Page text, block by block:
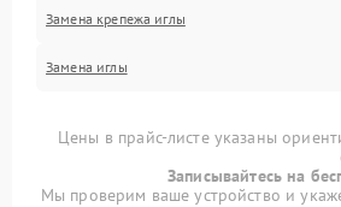
Замена крепежа иглы
Замена иглы
Цены в прайс-листе указаны
Записывайтесь на
Мы проверим ваше устройство и